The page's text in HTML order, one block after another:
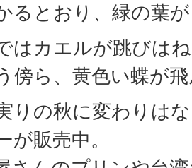
るとおり、緑の葉
はカエルが跳びは
傍ら、黄色い蝶が
りの秋に変わりは
が販売中。